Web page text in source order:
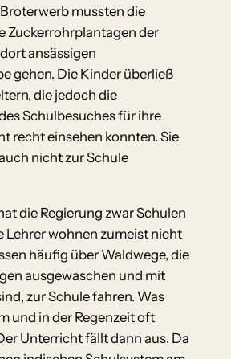
mussten die
Zuckerrohrplantagen der
ansässigen
gehen. Die Kinder überließ
die jedoch die
Schulbesuches für ihre
recht einsehen konnten. Sie
nicht zur Schule
die Regierung zwar Schulen
Lehrer wohnen zumeist nicht
häufig über Waldwege, die
ausgewaschen und mit
zur Schule fahren. Was
und in der Regenzeit oft
Unterricht fällt dann aus. Da